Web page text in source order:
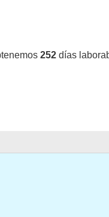
252 días